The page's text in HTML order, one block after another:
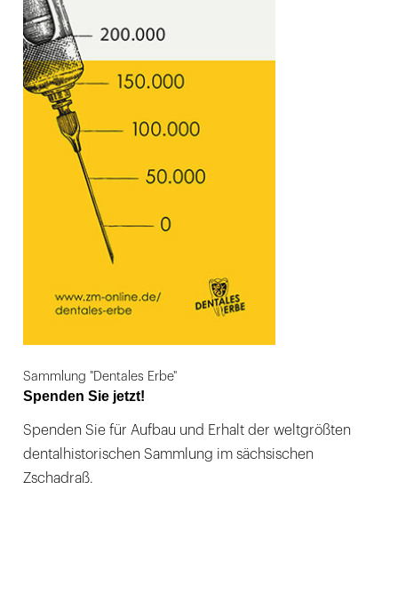
Sammlung "Dentales Erbe"
Spenden Sie jetzt!
Spenden Sie für Aufbau und Erhalt der weltgrößten
dentalhistorischen Sammlung im sächsischen
Zschadraß.